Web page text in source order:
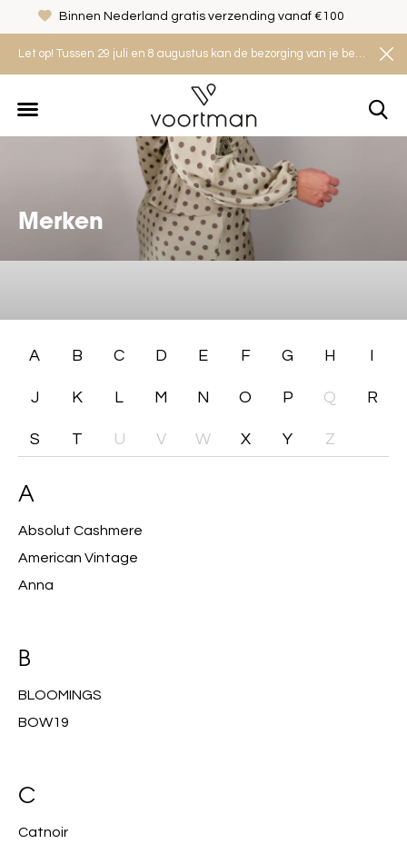
Let op! Tussen 29 juli en 8 augustus kan de bezorging van je bestelling iets langer duren. Houd rekening met een levertijd van 2 tot 4 werkdagen.
Binnen Nederland gratis verzending vanaf €100
Merken
A B C D E F G H I
J K L M N O P Q R
S T U V W X Y Z
A
Absolut Cashmere
American Vintage
Anna
B
BLOOMINGS
BOW19
C
Catnoir